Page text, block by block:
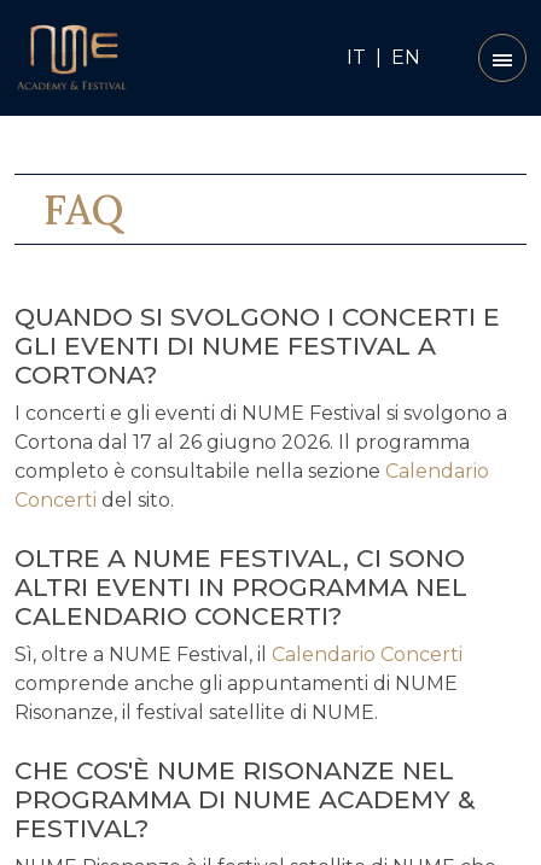
IT EN
FAQ
QUANDO SI SVOLGONO I CONCERTI E
GLI EVENTI DI NUME FESTIVAL A
CORTONA?
I concerti e gli eventi di NUME Festival si svolgono a
Cortona dal 17 al 26 giugno 2026. Il programma
completo è consultabile nella sezione Calendario
Concerti del sito.
OLTRE A NUME FESTIVAL, CI SONO
ALTRI EVENTI IN PROGRAMMA NEL
CALENDARIO CONCERTI?
Sì, oltre a NUME Festival, il Calendario Concerti
comprende anche gli appuntamenti di NUME
Risonanze, il festival satellite di NUME.
CHE COS'È NUME RISONANZE NEL
PROGRAMMA DI NUME ACADEMY &
FESTIVAL?